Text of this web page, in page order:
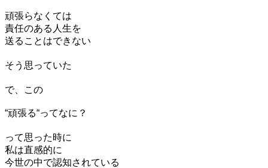
頑張らなくては
責任のある人生を
送ることはできない
そう思っていた
で、この
“頑張る“ってなに？
って思った時に
私は直感的に
今世の中で認知されている